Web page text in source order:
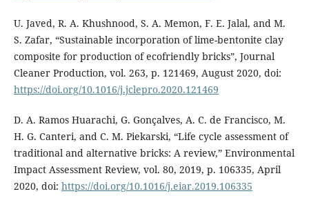
U. Javed, R. A. Khushnood, S. A. Memon, F. E. Jalal, and M.
S. Zafar, “Sustainable incorporation of lime-bentonite clay
composite for production of ecofriendly bricks”, Journal
Cleaner Production, vol. 263, p. 121469, August 2020, doi:
https://doi.org/10.1016/j.jclepro.2020.121469
D. A. Ramos Huarachi, G. Gonçalves, A. C. de Francisco, M.
H. G. Canteri, and C. M. Piekarski, “Life cycle assessment of
traditional and alternative bricks: A review,” Environmental
Impact Assessment Review, vol. 80, 2019, p. 106335, April
2020, doi: https://doi.org/10.1016/j.eiar.2019.106335